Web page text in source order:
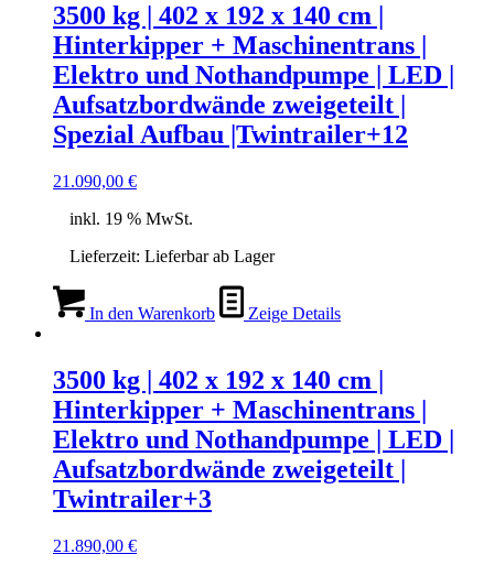
3500 kg | 402 x 192 x 140 cm |
Hinterkipper + Maschinentrans |
Elektro und Nothandpumpe | LED |
Aufsatzbordwände zweigeteilt |
Spezial Aufbau |Twintrailer+12
21.090,00 €
inkl. 19 % MwSt.
Lieferzeit: Lieferbar ab Lager
In den Warenkorb Zeige Details
3500 kg | 402 x 192 x 140 cm |
Hinterkipper + Maschinentrans |
Elektro und Nothandpumpe | LED |
Aufsatzbordwände zweigeteilt |
Twintrailer+3
21.890,00 €